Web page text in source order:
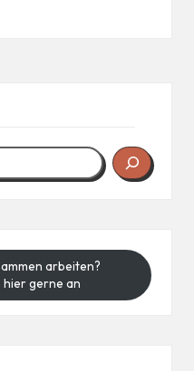
arbeiten?
hier gerne an